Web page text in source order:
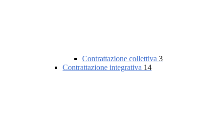
Contrattazione collettiva 3
Contrattazione integrativa 14